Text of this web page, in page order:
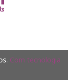
Com tecnologia